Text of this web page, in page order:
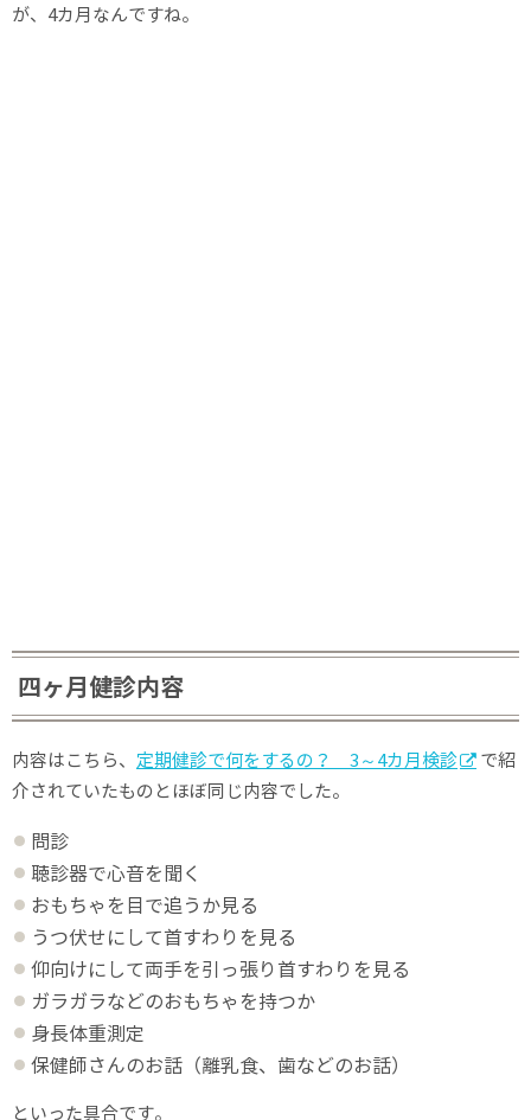
が、4カ月なんですね。
四ヶ月健診内容
内容はこちら、 定期健診で何をするの？ 3～4カ月検診
で紹
介されていたものとほぼ同じ内容でした。
問診
聴診器で心音を聞く
おもちゃを目で追うか見る
うつ伏せにして首すわりを見る
仰向けにして両手を引っ張り首すわりを見る
ガラガラなどのおもちゃを持つか
身長体重測定
保健師さんのお話（離乳食、歯などのお話）
といった具合です。